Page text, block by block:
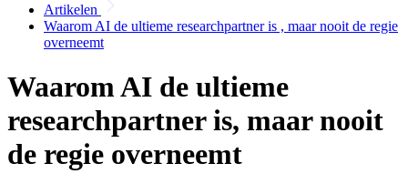
Artikelen
Waarom AI de ultieme researchpartner is , maar nooit de regie
overneemt
Waarom AI de ultieme
researchpartner is, maar nooit
de regie overneemt